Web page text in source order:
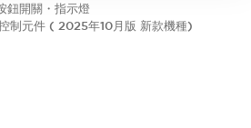
開關・指示燈
制元件 ( 2025年10月版 新款機種)